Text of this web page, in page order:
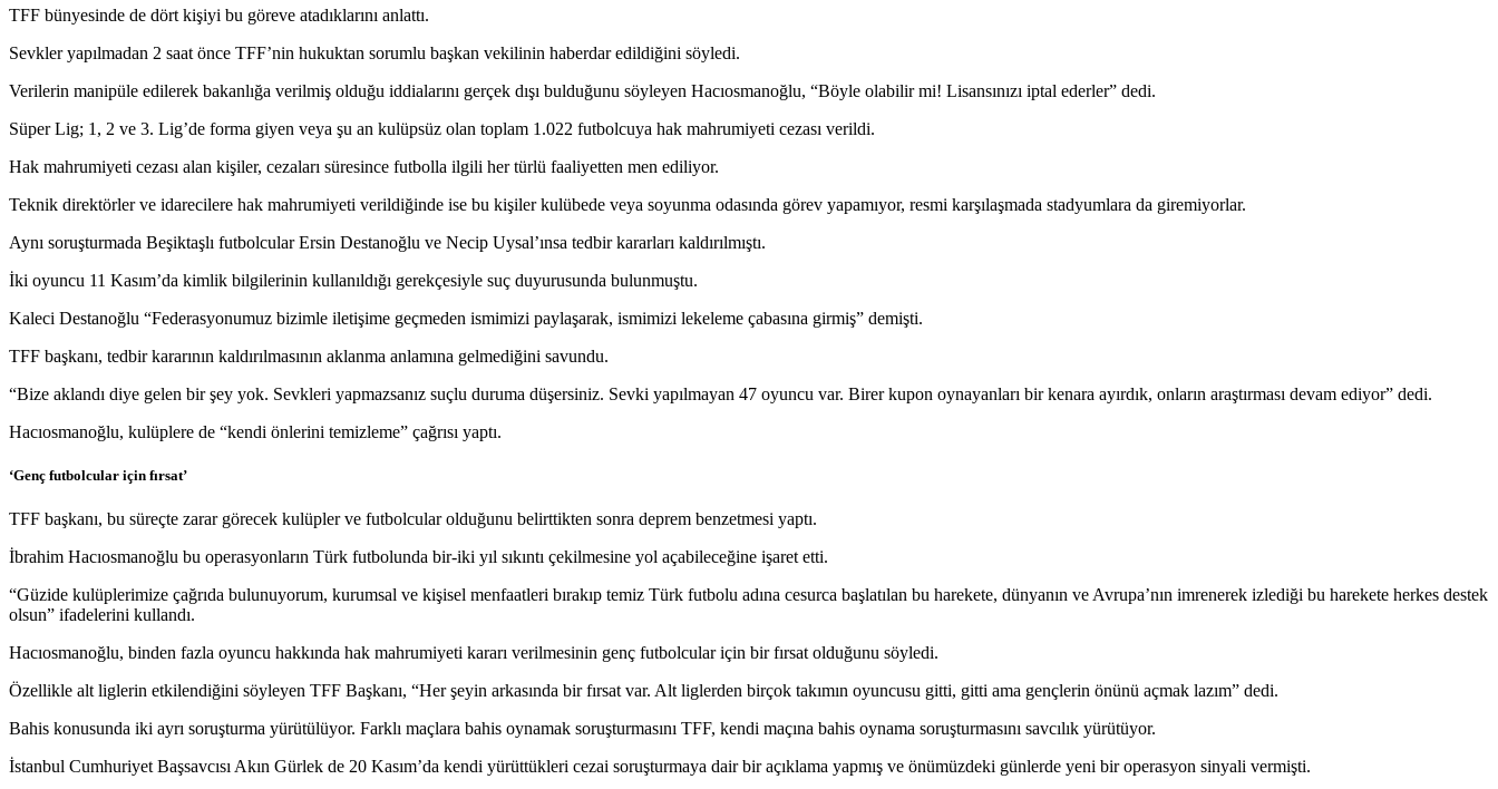
TFF bünyesinde de dört kişiyi bu göreve atadıklarını anlattı.
Sevkler yapılmadan 2 saat önce TFF’nin hukuktan sorumlu başkan vekilinin haberdar edildiğini söyledi.
Verilerin manipüle edilerek bakanlığa verilmiş olduğu iddialarını gerçek dışı bulduğunu söyleyen Hacıosmanoğlu, “Böyle olabilir mi! Lisansınızı iptal ederler” dedi.
Süper Lig; 1, 2 ve 3. Lig’de forma giyen veya şu an kulüpsüz olan toplam 1.022 futbolcuya hak mahrumiyeti cezası verildi.
Hak mahrumiyeti cezası alan kişiler, cezaları süresince futbolla ilgili her türlü faaliyetten men ediliyor.
Teknik direktörler ve idarecilere hak mahrumiyeti verildiğinde ise bu kişiler kulübede veya soyunma odasında görev yapamıyor, resmi karşılaşmada stadyumlara da giremiyorlar.
Aynı soruşturmada Beşiktaşlı futbolcular Ersin Destanoğlu ve Necip Uysal’ınsa tedbir kararları kaldırılmıştı.
İki oyuncu 11 Kasım’da kimlik bilgilerinin kullanıldığı gerekçesiyle suç duyurusunda bulunmuştu.
Kaleci Destanoğlu “Federasyonumuz bizimle iletişime geçmeden ismimizi paylaşarak, ismimizi lekeleme çabasına girmiş” demişti.
TFF başkanı, tedbir kararının kaldırılmasının aklanma anlamına gelmediğini savundu.
“Bize aklandı diye gelen bir şey yok. Sevkleri yapmazsanız suçlu duruma düşersiniz. Sevki yapılmayan 47 oyuncu var. Birer kupon oynayanları bir kenara ayırdık, onların araştırması devam ediyor” dedi.
Hacıosmanoğlu, kulüplere de “kendi önlerini temizleme” çağrısı yaptı.
‘Genç futbolcular için fırsat’
TFF başkanı, bu süreçte zarar görecek kulüpler ve futbolcular olduğunu belirttikten sonra deprem benzetmesi yaptı.
İbrahim Hacıosmanoğlu bu operasyonların Türk futbolunda bir-iki yıl sıkıntı çekilmesine yol açabileceğine işaret etti.
“Güzide kulüplerimize çağrıda bulunuyorum, kurumsal ve kişisel menfaatleri bırakıp temiz Türk futbolu adına cesurca başlatılan bu harekete, dünyanın ve Avrupa’nın imrenerek izlediği bu harekete herkes destek
olsun” ifadelerini kullandı.
Hacıosmanoğlu, binden fazla oyuncu hakkında hak mahrumiyeti kararı verilmesinin genç futbolcular için bir fırsat olduğunu söyledi.
Özellikle alt liglerin etkilendiğini söyleyen TFF Başkanı, “Her şeyin arkasında bir fırsat var. Alt liglerden birçok takımın oyuncusu gitti, gitti ama gençlerin önünü açmak lazım” dedi.
Bahis konusunda iki ayrı soruşturma yürütülüyor. Farklı maçlara bahis oynamak soruşturmasını TFF, kendi maçına bahis oynama soruşturmasını savcılık yürütüyor.
İstanbul Cumhuriyet Başsavcısı Akın Gürlek de 20 Kasım’da kendi yürüttükleri cezai soruşturmaya dair bir açıklama yapmış ve önümüzdeki günlerde yeni bir operasyon sinyali vermişti.